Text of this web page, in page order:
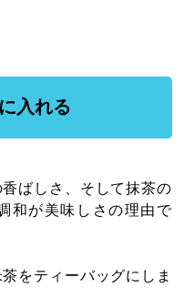
入れる
ばしさ、そして抹茶の
和が美味しさの理由で
をティーバッグにしま